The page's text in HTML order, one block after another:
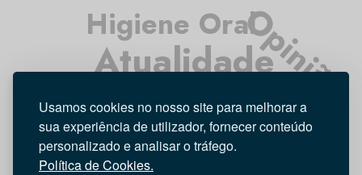
Usamos cookies no nosso site para melhorar a
sua experiência de utilizador, fornecer conteúdo
personalizado e analisar o tráfego.
Política de Cookies.
Atualidade
Higiene Oral
Entrevista
Opinião
Tecnologia Investigação